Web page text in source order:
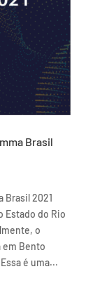
Brasil
Brasil 2021
Estado do Rio
o
em Bento
é uma...